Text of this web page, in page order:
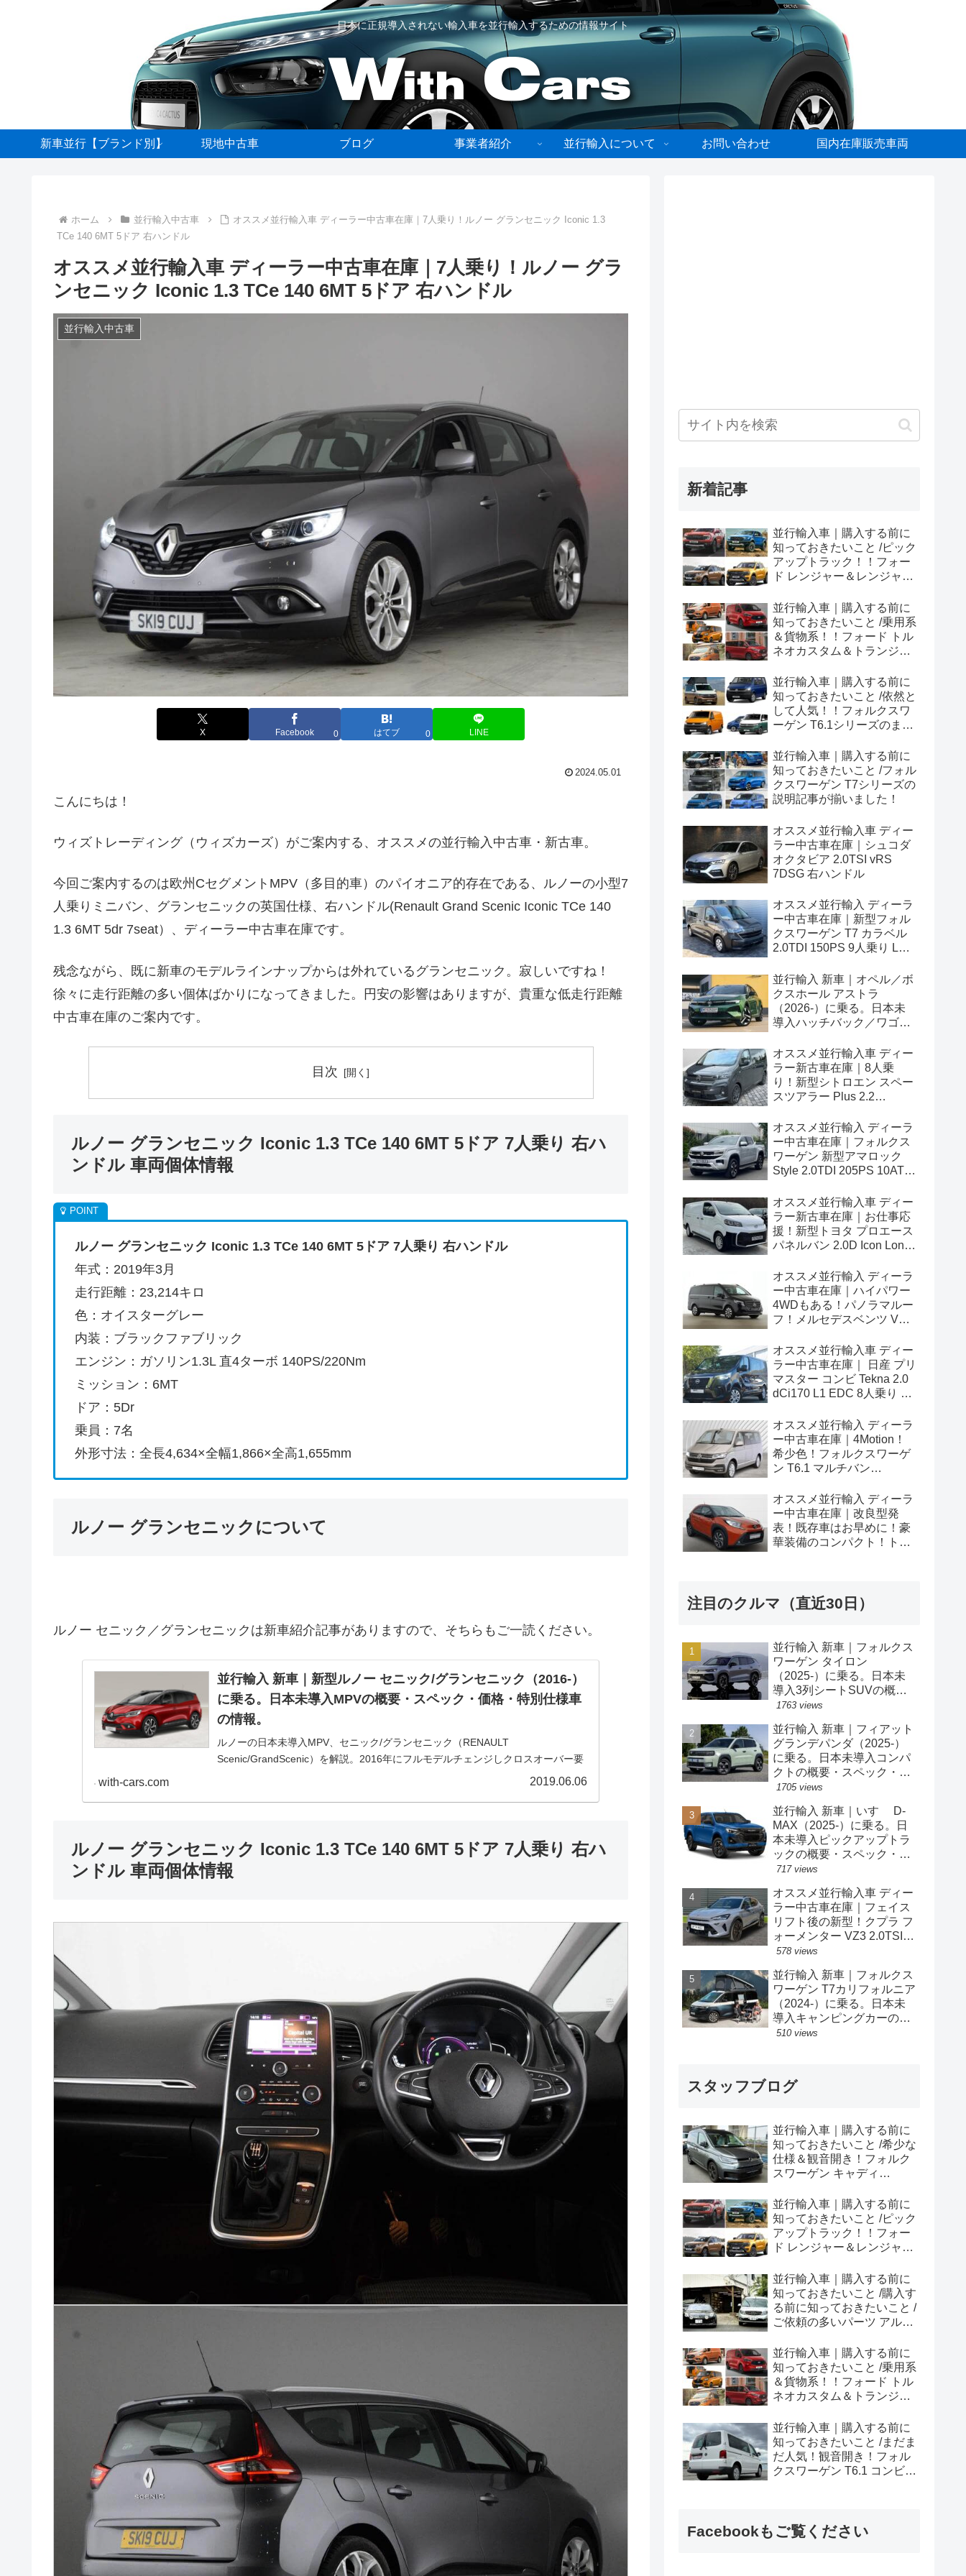
日本に正規導入されない輸入車を並行輸入するための情報サイト
新車並行【ブランド別】 現地中古車 ブログ 事業者紹介 並行輸入について お問い合わせ 国内在庫販売車両
ホーム 並行輸入中古車
オススメ並行輸入車 ディーラー中古車在庫｜7人乗り！ルノー グランセニック Iconic 1.3
TCe 140 6MT 5ドア 右ハンドル
オススメ並行輸入車 ディーラー中古車在庫｜7人乗り！ルノー グラ
ンセニック Iconic 1.3 TCe 140 6MT 5ドア 右ハンドル
並行輸入中古車
X Facebook 0 はてブ 0 LINE
2024.05.01
こんにちは！
ウィズトレーディング（ウィズカーズ）がご案内する、オススメの並行輸入中古車・新古車。
今回ご案内するのは欧州CセグメントMPV（多目的車）のパイオニア的存在である、ルノーの小型7
人乗りミニバン、グランセニックの英国仕様、右ハンドル(Renault Grand Scenic Iconic TCe 140
1.3 6MT 5dr 7seat）、ディーラー中古車在庫です。
残念ながら、既に新車のモデルラインナップからは外れているグランセニック。寂しいですね！
徐々に走行距離の多い個体ばかりになってきました。円安の影響はありますが、貴重な低走行距離
中古車在庫のご案内です。
目次
ルノー グランセニック Iconic 1.3 TCe 140 6MT 5ドア 7人乗り 右ハ
ンドル 車両個体情報
ルノー グランセニック Iconic 1.3 TCe 140 6MT 5ドア 7人乗り 右ハンドル
年式：2019年3月
走行距離：23,214キロ
色：オイスターグレー
内装：ブラックファブリック
エンジン：ガソリン1.3L 直4ターボ 140PS/220Nm
ミッション：6MT
ドア：5Dr
乗員：7名
外形寸法：全長4,634×全幅1,866×全高1,655mm
ルノー グランセニックについて
ルノー セニック／グランセニックは新車紹介記事がありますので、そちらもご一読ください。
並行輸入 新車｜新型ルノー セニック/グランセニック（2016-）
に乗る。日本未導入MPVの概要・スペック・価格・特別仕様車
の情報。
ルノーの日本未導入MPV、セニック/グランセニック（RENAULT
Scenic/GrandScenic）を解説。2016年にフルモデルチェンジしクロスオーバー要
素を盛り込んだ現行モデルの概要・スペック・価格・特別仕様車等、並行輸入で
with-cars.com 2019.06.06
ルノー グランセニック Iconic 1.3 TCe 140 6MT 5ドア 7人乗り 右ハ
ンドル 車両個体情報
新着記事
並行輸入車｜購入する前に
知っておきたいこと /ピック
アップトラック！！フォー
ド レンジャー＆レンジャー
め！
並行輸入車｜購入する前に
知っておきたいこと /乗用系
＆貨物系！！フォード トル
ネオカスタム＆トランジッ
め！
並行輸入車｜購入する前に
知っておきたいこと /依然と
して人気！！フォルクスワ
ーゲン T6.1シリーズのまと
並行輸入車｜購入する前に
知っておきたいこと /フォル
クスワーゲン T7シリーズの
説明記事が揃いました！
オススメ並行輸入車 ディー
ラー中古車在庫｜シュコダ
オクタビア 2.0TSI vRS
7DSG 右ハンドル
オススメ並行輸入 ディーラ
ー中古車在庫｜新型フォル
クスワーゲン T7 カラベル
2.0TDI 150PS 9人乗り LWB
並行輸入 新車｜オペル／ボ
クスホール アストラ
（2026-）に乗る。日本未
導入ハッチバック／ワゴン
情報。
オススメ並行輸入車 ディー
ラー新古車在庫｜8人乗
り！新型シトロエン スペー
スツアラー Plus 2.2
ドル
オススメ並行輸入 ディーラ
ー中古車在庫｜フォルクス
ワーゲン 新型アマロック
Style 2.0TDI 205PS 10AT
オススメ並行輸入車 ディー
ラー新古車在庫｜お仕事応
援！新型トヨタ プロエース
パネルバン 2.0D Icon Long
オススメ並行輸入 ディーラ
ー中古車在庫｜ハイパワー
4WDもある！パノラマルー
フ！メルセデスベンツ Vク
ロング 4Matic 9G-Tronic 左
ハンドル
オススメ並行輸入車 ディー
ラー中古車在庫｜ 日産 プリ
マスター コンビ Tekna 2.0
dCi170 L1 EDC 8人乗り 左
オススメ並行輸入 ディーラ
ー中古車在庫｜4Motion！
希少色！フォルクスワーゲ
ン T6.1 マルチバン
204PS 7人乗り 7DSG 左ハ
ンドル
オススメ並行輸入 ディーラ
ー中古車在庫｜改良型発
表！既存車はお早めに！豪
華装備のコンパクト！トヨ
注目のクルマ（直近30日）
並行輸入 新車｜フォルクス
ワーゲン タイロン
（2025-）に乗る。日本未
導入3列シートSUVの概
要・スペック・価格の情
1763 views
並行輸入 新車｜フィアット
グランデパンダ（2025-）
に乗る。日本未導入コンパ
クトの概要・スペック・価
格の情報。
1705 views
並行輸入 新車｜いすゞ D-
MAX（2025-）に乗る。日
本未導入ピックアップトラ
ックの概要・スペック・価
格の情報。
717 views
オススメ並行輸入車 ディー
ラー中古車在庫｜フェイス
リフト後の新型！クプラ フ
ォーメンター VZ3 2.0TSI
333PS 4Drive 7DSG 右ハン
578 views
並行輸入 新車｜フォルクス
ワーゲン T7カリフォルニア
（2024-）に乗る。日本未
導入キャンピングカーの概
要・スペック・価格の情
510 views
スタッフブログ
並行輸入車｜購入する前に
知っておきたいこと /希少な
仕様＆観音開き！フォルク
スワーゲン キャディ
並行輸入車｜購入する前に
知っておきたいこと /ピック
アップトラック！！フォー
ド レンジャー＆レンジャー
め！
並行輸入車｜購入する前に
知っておきたいこと /購入す
る前に知っておきたいこと /
ご依頼の多いパーツ アルピ
やカスタム・チューニング
パーツも何とかなる！②
並行輸入車｜購入する前に
知っておきたいこと /乗用系
＆貨物系！！フォード トル
ネオカスタム＆トランジッ
め！
並行輸入車｜購入する前に
知っておきたいこと /まだま
だ人気！観音開き！フォル
クスワーゲン T6.1 コンビ横
Facebookもご覧ください